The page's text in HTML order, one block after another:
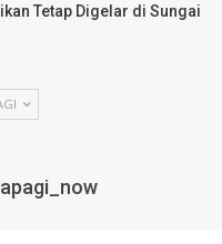
Tetap Digelar di Sungai